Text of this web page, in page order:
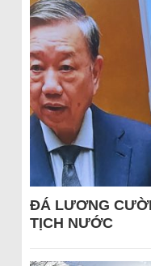
ĐÁ LƯƠNG
TỊCH NƯỚC